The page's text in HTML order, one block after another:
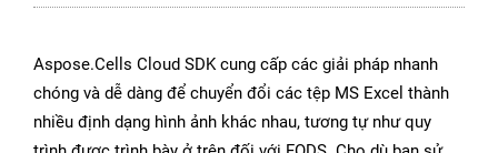
Aspose.Cells Cloud SDK cung cấp các giải pháp nhanh
chóng và dễ dàng để chuyển đổi các tệp MS Excel thành
nhiều định dạng hình ảnh khác nhau, tương tự như quy